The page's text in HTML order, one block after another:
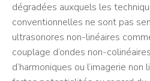
dégradées auxquels les
conventionnelles ne sont pas
ultrasonores non-linéaires
couplage d’ondes non-
d’harmoniques ou l’imagerie